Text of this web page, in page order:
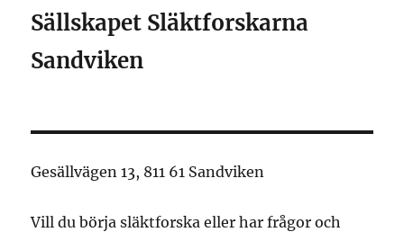
Sällskapet Släktforskarna
Sandviken
Gesällvägen 13, 811 61 Sandviken
Vill du börja släktforska eller har frågor och